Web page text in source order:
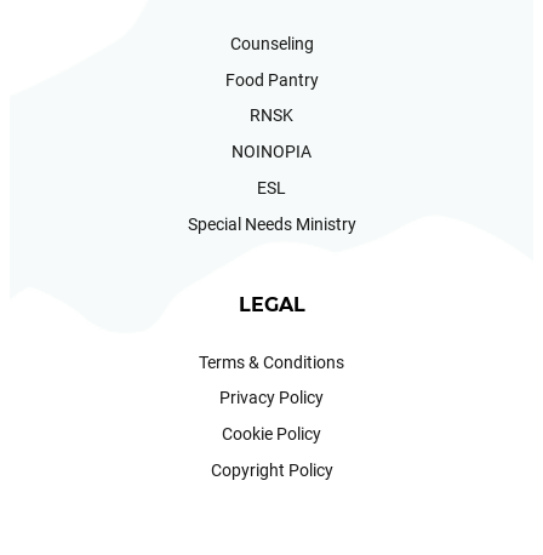
Counseling
Food Pantry
RNSK
NOINOPIA
ESL
Special Needs Ministry
LEGAL
Terms & Conditions
Privacy Policy
Cookie Policy
Copyright Policy